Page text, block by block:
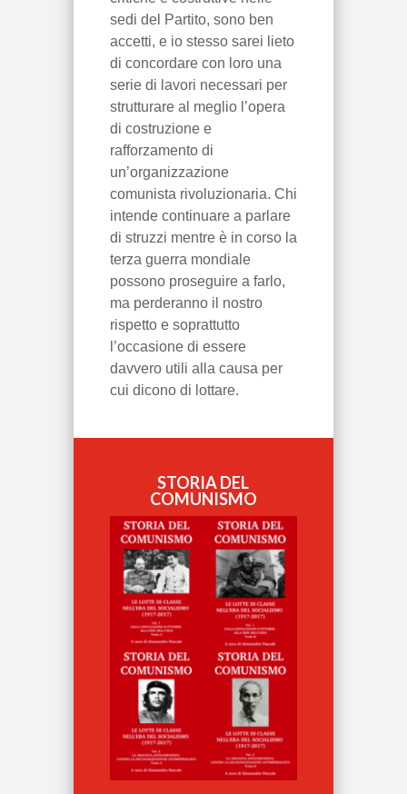
sedi del Partito, sono ben
accetti, e io stesso sarei lieto
di concordare con loro una
serie di lavori necessari per
strutturare al meglio l’opera
di costruzione e
rafforzamento di
un’organizzazione
comunista rivoluzionaria. Chi
intende continuare a parlare
di struzzi mentre è in corso la
terza guerra mondiale
possono proseguire a farlo,
ma perderanno il nostro
rispetto e soprattutto
l’occasione di essere
davvero utili alla causa per
cui dicono di lottare.
STORIA DEL
COMUNISMO